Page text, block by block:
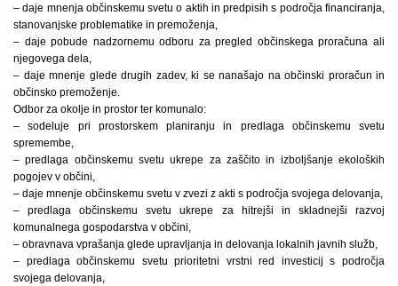
– daje mnenja občinskemu svetu o aktih in predpisih s področja financiranja,
stanovanjske problematike in premoženja,
– daje pobude nadzornemu odboru za pregled občinskega proračuna ali
njegovega dela,
– daje mnenje glede drugih zadev, ki se nanašajo na občinski proračun in
občinsko premoženje.
Odbor za okolje in prostor ter komunalo:
– sodeluje pri prostorskem planiranju in predlaga občinskemu svetu
spremembe,
– predlaga občinskemu svetu ukrepe za zaščito in izboljšanje ekoloških
pogojev v občini,
– daje mnenje občinskemu svetu v zvezi z akti s področja svojega delovanja,
– predlaga občinskemu svetu ukrepe za hitrejši in skladnejši razvoj
komunalnega gospodarstva v občini,
– obravnava vprašanja glede upravljanja in delovanja lokalnih javnih služb,
– predlaga občinskemu svetu prioritetni vrstni red investicij s področja
svojega delovanja,